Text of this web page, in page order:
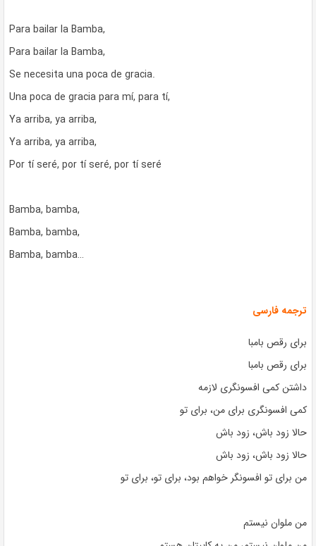
Para bailar la Bamba,
Para bailar la Bamba,
Se necesita una poca de gracia.
Una poca de gracia para mí, para tí,
Ya arriba, ya arriba,
Ya arriba, ya arriba,
Por tí seré, por tí seré, por tí seré
Bamba, bamba,
Bamba, bamba,
Bamba, bamba…
ترجمه فارسی
برای رقص بامبا
برای رقص بامبا
داشتن کمی افسونگری لازمه
کمی افسونگری برای من، برای تو
حالا زود باش، زود باش
حالا زود باش، زود باش
من برای تو افسونگر خواهم بود، برای تو، برای تو
من ملوان نیستم